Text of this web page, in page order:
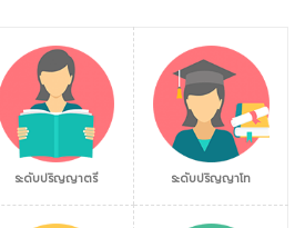
ระดับปริญญาตรี ระดับปริญญาโท